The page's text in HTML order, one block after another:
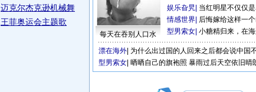
迈克尔杰克逊机械舞
王菲奥运会主题歌
每天在吞别人口水
娱乐旮旯 当红明星不仅仅
情感世界 后悔嫁给这样一
型男索女 小糖精归来，在
漂在海外 为什么出过国的人回来之后都会说中国
型男索女 晒晒自己的旗袍照 暴雨过后天空依旧晴